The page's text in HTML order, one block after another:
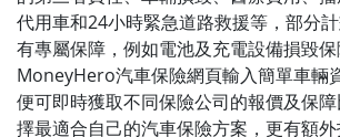
代用車和24小時緊急道路救援等，部分
有專屬保障，例如電池及充電設備損毀
MoneyHero汽車保險網頁輸入簡單車輛
便可即時獲取不同保險公司的報價及保
擇最適合自己的汽車保險方案，更有額外